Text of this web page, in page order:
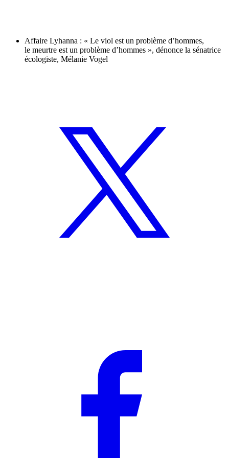
Affaire Lyhanna : « Le viol est un problème d’hommes,
le meurtre est un problème d’hommes », dénonce la sénatrice
écologiste, Mélanie Vogel